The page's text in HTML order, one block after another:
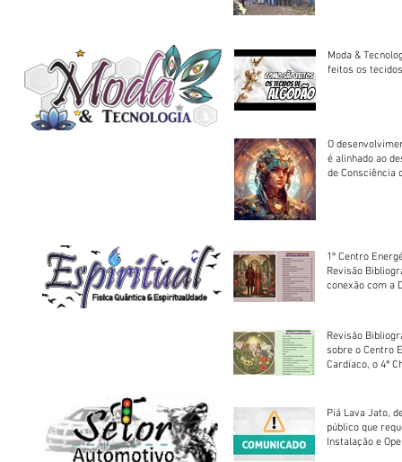
Moda &
feitos os
O
é alinhado ao
de Consciência
1º Centro
Revisão
conexão com a
Revisão
sobre o Centro
Cardíaco, o 4ª
Piá Lava Jato,
público que
Instalação e